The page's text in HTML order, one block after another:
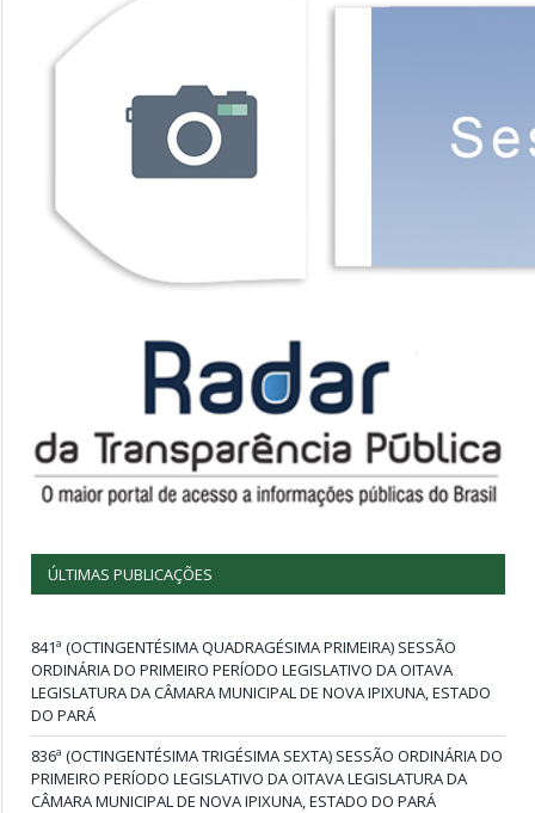
ÚLTIMAS PUBLICAÇÕES
841ª (OCTINGENTÉSIMA QUADRAGÉSIMA PRIMEIRA) SESSÃO
ORDINÁRIA DO PRIMEIRO PERÍODO LEGISLATIVO DA OITAVA
LEGISLATURA DA CÂMARA MUNICIPAL DE NOVA IPIXUNA, ESTADO
DO PARÁ
836ª (OCTINGENTÉSIMA TRIGÉSIMA SEXTA) SESSÃO ORDINÁRIA DO
PRIMEIRO PERÍODO LEGISLATIVO DA OITAVA LEGISLATURA DA
CÂMARA MUNICIPAL DE NOVA IPIXUNA, ESTADO DO PARÁ